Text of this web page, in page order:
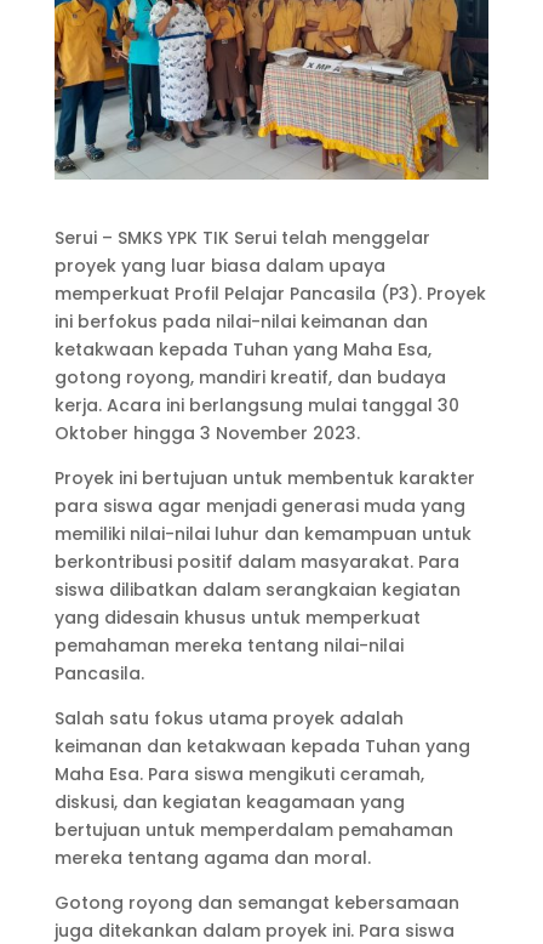
Serui – SMKS YPK TIK Serui telah menggelar
proyek yang luar biasa dalam upaya
memperkuat Profil Pelajar Pancasila (P3). Proyek
ini berfokus pada nilai-nilai keimanan dan
ketakwaan kepada Tuhan yang Maha Esa,
gotong royong, mandiri kreatif, dan budaya
kerja. Acara ini berlangsung mulai tanggal 30
Oktober hingga 3 November 2023.
Proyek ini bertujuan untuk membentuk karakter
para siswa agar menjadi generasi muda yang
memiliki nilai-nilai luhur dan kemampuan untuk
berkontribusi positif dalam masyarakat. Para
siswa dilibatkan dalam serangkaian kegiatan
yang didesain khusus untuk memperkuat
pemahaman mereka tentang nilai-nilai
Pancasila.
Salah satu fokus utama proyek adalah
keimanan dan ketakwaan kepada Tuhan yang
Maha Esa. Para siswa mengikuti ceramah,
diskusi, dan kegiatan keagamaan yang
bertujuan untuk memperdalam pemahaman
mereka tentang agama dan moral.
Gotong royong dan semangat kebersamaan
juga ditekankan dalam proyek ini. Para siswa